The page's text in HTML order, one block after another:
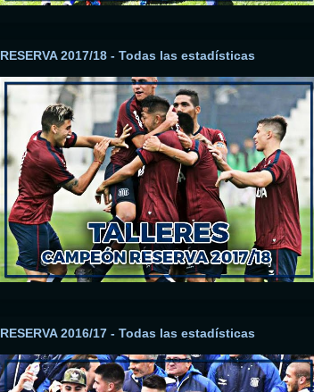
RESERVA 2017/18 - Todas las estadísticas
RESERVA 2016/17 - Todas las estadísticas